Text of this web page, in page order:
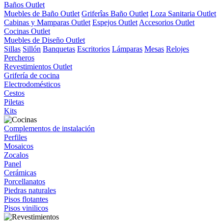
Baños Outlet
Muebles de Baño Outlet Griferîas Baño Outlet Loza Sanitaria Outlet
Cabinas y Mamparas Outlet Espejos Outlet Accesorios Outlet
Cocinas Outlet
Muebles de Diseño Outlet
Sillas Sillón Banquetas Escritorios Lámparas Mesas Relojes
Percheros
Revestimientos Outlet
Grifería de cocina
Electrodomésticos
Cestos
Piletas
Kits
Complementos de instalación
Perfiles
Mosaicos
Zocalos
Panel
Cerámicas
Porcellanatos
Piedras naturales
Pisos flotantes
Pisos vinilicos